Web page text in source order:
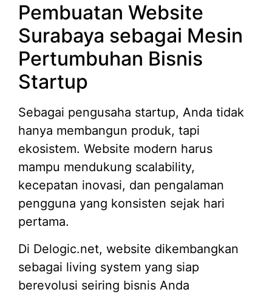
Pembuatan Website
Surabaya sebagai Mesin
Pertumbuhan Bisnis
Startup
Sebagai pengusaha startup, Anda tidak
hanya membangun produk, tapi
ekosistem. Website modern harus
mampu mendukung scalability,
kecepatan inovasi, dan pengalaman
pengguna yang konsisten sejak hari
pertama.
Di Delogic.net, website dikembangkan
sebagai living system yang siap
berevolusi seiring bisnis Anda